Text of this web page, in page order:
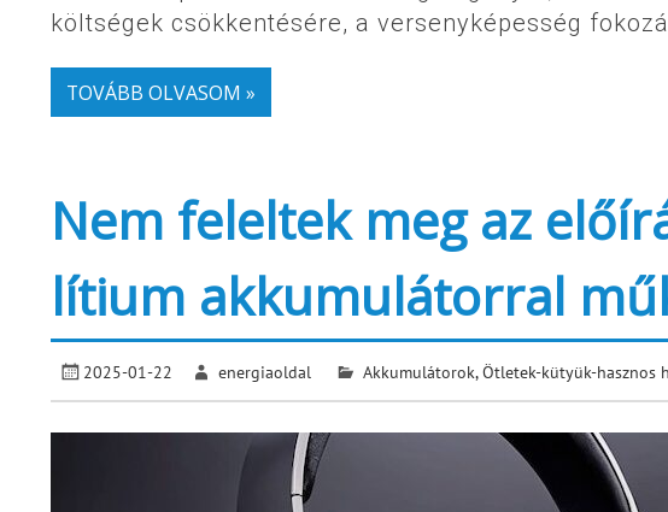
költségek csökkentésére, a versenyképesség
TOVÁBB OLVASOM »
Nem feleltek meg az
lítium akkumulátorral
2025-01-22 energiaoldal Akkumulátorok,Ötletek-kütyük-hasznos